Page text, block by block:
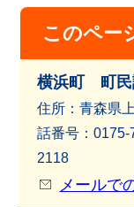
このペー
横浜町 町民
住所：青森県
話番号：
2118
メールで